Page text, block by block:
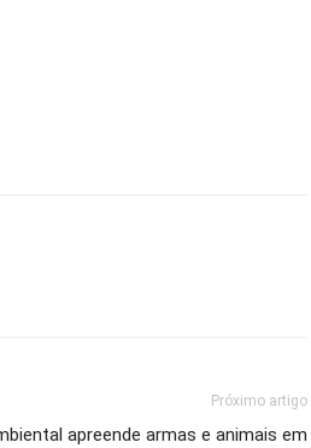
Próximo artigo
apreende armas e animais em